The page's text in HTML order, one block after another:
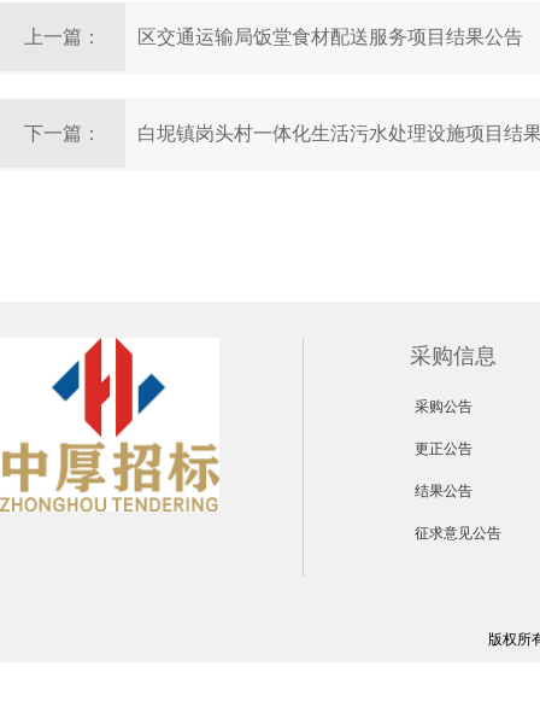
上一篇： 区交通运输局饭堂食材配送服务项目结果公告
下一篇： 白坭镇岗头村一体化生活污水处理设施项目结
采购信息
采购公告
更正公告
结果公告
征求意见公告
版权所